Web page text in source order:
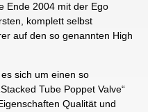
Ende 2004 mit der Ego
komplett selbst
auf den so genannten High
sich um einen so
Tube Poppet Valve“
Qualität und